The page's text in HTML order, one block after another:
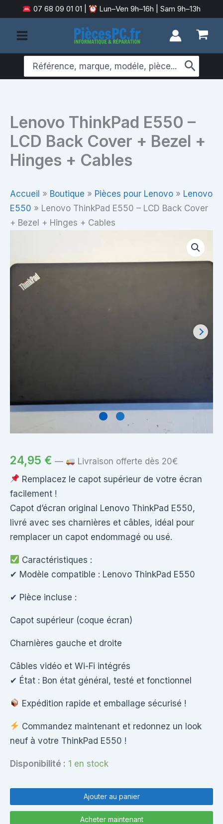
au
contenu
07 68 09 01 01 Lun–Ven 9h–16h | Sam 9h–13h
Search
for:
Lenovo ThinkPad E550 –
LCD Back Cover + Bezel +
Hinges + Cables
Accueil » Boutique » Pièces pour Lenovo » Lenovo
E550 » Lenovo ThinkPad E550 – LCD Back Cover
+ Bezel + Hinges + Cables
24,95 € —
Livraison offerte dès 20€
Remplacez le capot supérieur de votre écran
facilement !
Capot d’écran original Lenovo ThinkPad E550,
livré avec ses charnières et câbles, idéal pour
remplacer un capot endommagé ou usé.
Caractéristiques :
✔ Modèle compatible : Lenovo ThinkPad E550
✔ Pièce incluse :
Capot supérieur (coque écran)
Charnières gauche et droite
Câbles vidéo et Wi-Fi intégrés
✔ État : Bon état général, testé et fonctionnel
Expédition rapide et emballage sécurisé !
Commandez maintenant et redonnez un look
neuf à votre ThinkPad E550 !
Disponibilité : 1 en stock
Lenovo
ThinkPad
Ajouter au panier
Acheter maintenant